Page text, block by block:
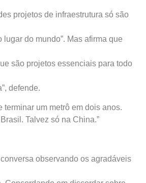
projetos de infraestrutura só são
lugar do mundo”. Mas afirma que
são projetos essenciais para todo
defende.
terminar um metrô em dois anos.
Talvez só na China.”
observando os agradáveis